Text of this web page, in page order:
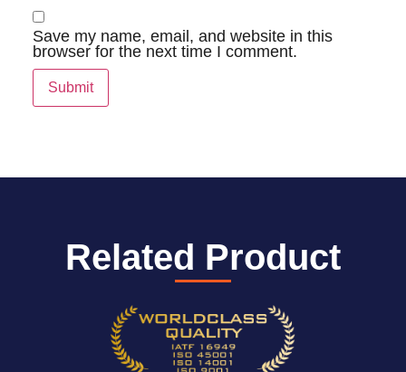
Save my name, email, and website in this
browser for the next time I comment.
Related Product